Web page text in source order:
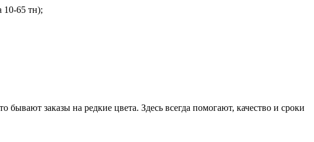
10-65 тн);
заказы на редкие цвета. Здесь всегда помогают, качество и сроки